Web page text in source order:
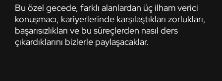
Bu özel gecede, farklı alanlardan üç ilham verici
konuşmacı, kariyerlerinde karşılaştıkları zorlukları,
başarısızlıkları ve bu süreçlerden nasıl ders
çıkardıklarını bizlerle paylaşacaklar.